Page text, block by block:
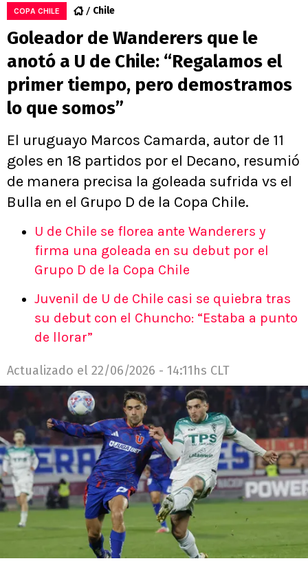
COPA CHILE Chile
Goleador de Wanderers que le
anotó a U de Chile: “Regalamos el
primer tiempo, pero demostramos
lo que somos”
El uruguayo Marcos Camarda, autor de 11
goles en 18 partidos por el Decano, resumió
de manera precisa la goleada sufrida vs el
Bulla en el Grupo D de la Copa Chile.
U de Chile se florea ante Wanderers y
firma una goleada en su debut por el
Grupo D de la Copa Chile
Juvenil de U de Chile casi se quiebra tras
su debut con el Chuncho: “Estaba a punto
de llorar”
Actualizado el 22/06/2026 - 14:11hs CLT